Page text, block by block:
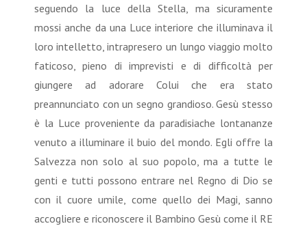
seguendo la luce della Stella, ma sicuramente
mossi anche da una Luce interiore che illuminava il
loro intelletto, intrapresero un lungo viaggio molto
faticoso, pieno di imprevisti e di difficoltà per
giungere ad adorare Colui che era stato
preannunciato con un segno grandioso. Gesù stesso
è la Luce proveniente da paradisiache lontananze
venuto a illuminare il buio del mondo. Egli offre la
Salvezza non solo al suo popolo, ma a tutte le
genti e tutti possono entrare nel Regno di Dio se
con il cuore umile, come quello dei Magi, sanno
accogliere e riconoscere il Bambino Gesù come il RE